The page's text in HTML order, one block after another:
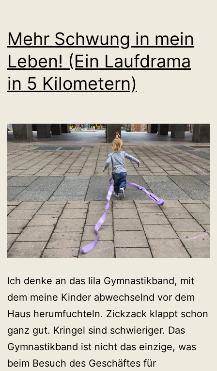
Mehr Schwung in mein
Leben! (Ein Laufdrama
in 5 Kilometern)
Ich denke an das lila Gymnastikband, mit
dem meine Kinder abwechselnd vor dem
Haus herumfuchteln. Zickzack klappt schon
ganz gut. Kringel sind schwieriger. Das
Gymnastikband ist nicht das einzige, was
beim Besuch des Geschäftes für